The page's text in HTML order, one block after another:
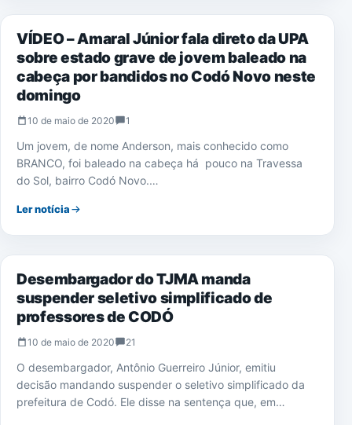
VÍDEO – Amaral Júnior fala direto da UPA
sobre estado grave de jovem baleado na
cabeça por bandidos no Codó Novo neste
domingo
10 de maio de 2020 1
Um jovem, de nome Anderson, mais conhecido como
BRANCO, foi baleado na cabeça há pouco na Travessa
do Sol, bairro Codó Novo.…
Ler notícia
NOTÍCIAS
Desembargador do TJMA manda
suspender seletivo simplificado de
professores de CODÓ
10 de maio de 2020 21
O desembargador, Antônio Guerreiro Júnior, emitiu
decisão mandando suspender o seletivo simplificado da
prefeitura de Codó. Ele disse na sentença que, em…